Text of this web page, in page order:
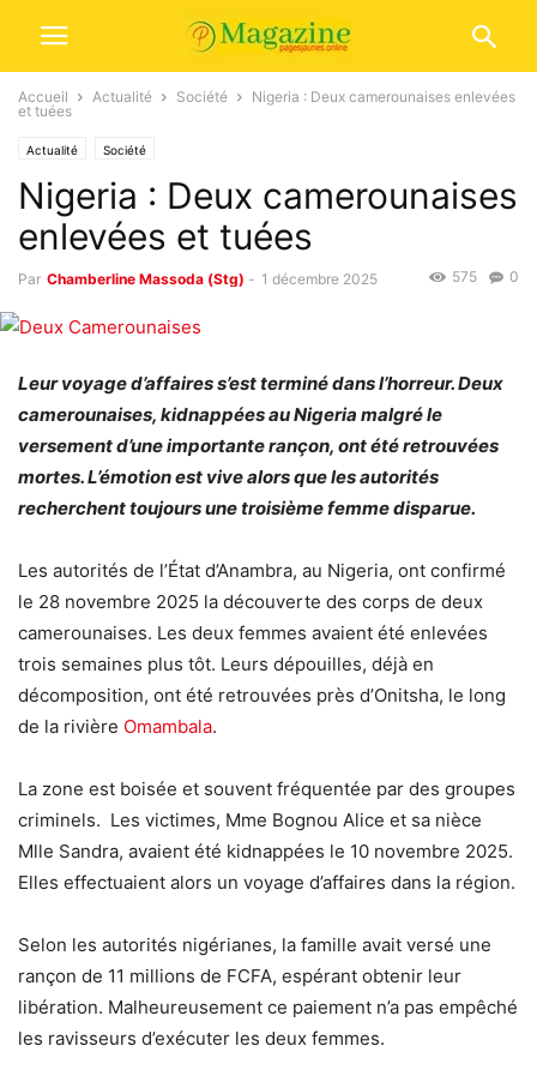
Accueil Actualité Société
Nigeria : Deux camerounaises enlevées
et tuées
Actualité Société
Nigeria : Deux camerounaises
enlevées et tuées
Par Chamberline Massoda (Stg) - 1 décembre 2025 0
575
Leur voyage d’affaires s’est terminé dans l’horreur. Deux
camerounaises, kidnappées au Nigeria malgré le
versement d’une importante rançon, ont été retrouvées
mortes. L’émotion est vive alors que les autorités
recherchent toujours une troisième femme disparue.
Les autorités de l’État d’Anambra, au Nigeria, ont confirmé
le 28 novembre 2025 la découverte des corps de deux
camerounaises. Les deux femmes avaient été enlevées
trois semaines plus tôt. Leurs dépouilles, déjà en
décomposition, ont été retrouvées près d’Onitsha, le long
de la rivière Omambala.
La zone est boisée et souvent fréquentée par des groupes
criminels. Les victimes, Mme Bognou Alice et sa nièce
Mlle Sandra, avaient été kidnappées le 10 novembre 2025.
Elles effectuaient alors un voyage d’affaires dans la région.
Selon les autorités nigérianes, la famille avait versé une
rançon de 11 millions de FCFA, espérant obtenir leur
libération. Malheureusement ce paiement n’a pas empêché
les ravisseurs d’exécuter les deux femmes.